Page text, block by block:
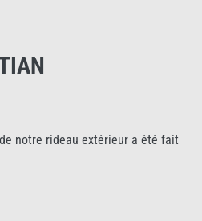
notre rideau extérieur a été fait